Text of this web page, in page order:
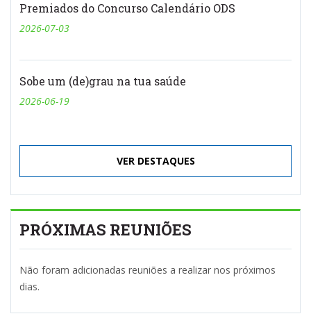
Premiados do Concurso Calendário ODS
2026-07-03
Sobe um (de)grau na tua saúde
2026-06-19
VER DESTAQUES
PRÓXIMAS REUNIÕES
Não foram adicionadas reuniões a realizar nos próximos
dias.